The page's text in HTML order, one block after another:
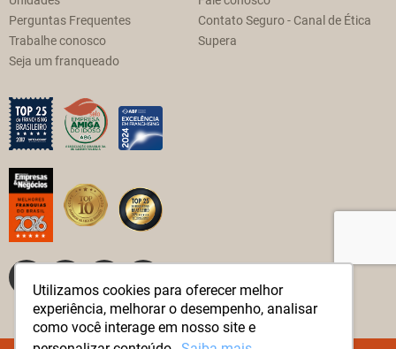
Utilizamos cookies para oferecer melhor
experiência, melhorar o desempenho, analisar
como você interage em nosso site e
Perguntas Frequentes
Trabalhe conosco
Seja um franqueado
Contato Seguro - Canal de Ética
Supera